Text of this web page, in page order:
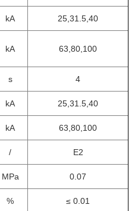
kA 25,31.5,40
kA 63,80,100
s 4
kA 25,31.5,40
kA 63,80,100
/ E2
MPa 0.07
% ≤ 0.01